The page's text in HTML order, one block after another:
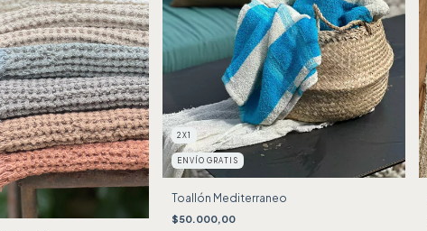
2X1
ENVÍO GRATIS
Toallón Mediterraneo
$50.000,00